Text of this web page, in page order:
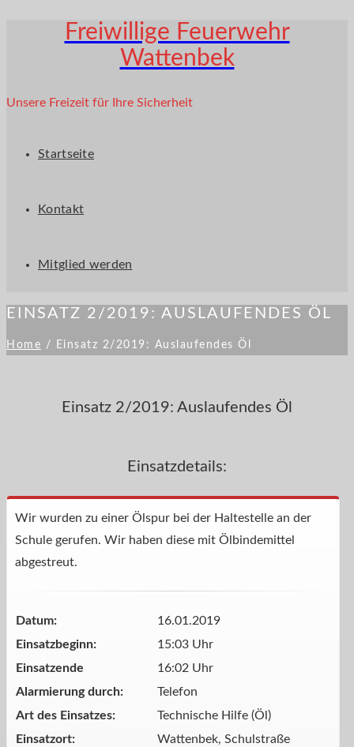
Freiwillige Feuerwehr
Wattenbek
Unsere Freizeit für Ihre Sicherheit
Startseite
Kontakt
Mitglied werden
EINSATZ 2/2019: AUSLAUFENDES ÖL
Home / Einsatz 2/2019: Auslaufendes Öl
Einsatz 2/2019: Auslaufendes Öl
Einsatzdetails:
Wir wurden zu einer Ölspur bei der Haltestelle an der
Schule gerufen. Wir haben diese mit Ölbindemittel
abgestreut.
Datum:
16.01.2019
Einsatzbeginn:
15:03 Uhr
Einsatzende
16:02 Uhr
Alarmierung durch:
Telefon
Art des Einsatzes:
Technische Hilfe (Öl)
Einsatzort:
Wattenbek, Schulstraße